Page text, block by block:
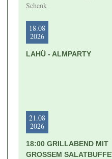
Schenk
18.08
2026
LAHÜ - ALMPARTY
21.08
2026
18:00 GRILLABEND MIT
GROSSEM SALATBUFFET